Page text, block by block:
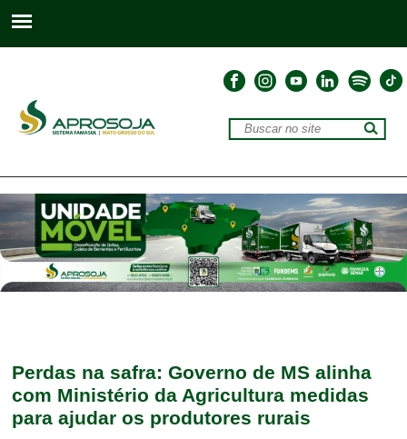
Perdas na safra: Governo de MS alinha
com Ministério da Agricultura medidas
para ajudar os produtores rurais